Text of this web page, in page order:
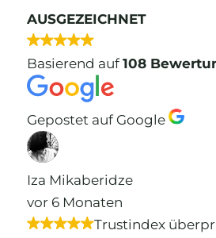
AUSGEZEICHNET
Basierend auf108
Gepostet auf Google
Iza Mikaberidze
vor 6 Monaten
Trustindex